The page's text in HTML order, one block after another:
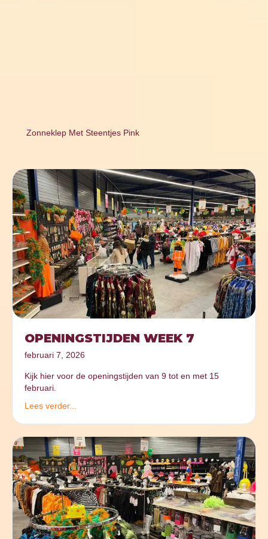
Zonneklep Met Steentjes Pink
OPENINGSTIJDEN WEEK 7
februari 7, 2026
Kijk hier voor de openingstijden van 9 tot en met 15
februari.
Lees verder...